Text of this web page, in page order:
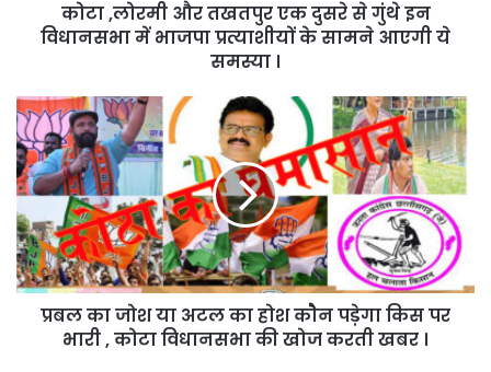
विधानसभा
के
सामने
आएगी
ये
समस्या
।
कोटा ,लोरमी और तखतपुर एक दुसरे से गुंथे इन
विधानसभा में भाजपा प्रत्याशीयों के सामने आएगी ये
समस्या ।
प्रबल
का
जोश
या
अटल
का
होश
कोैन
पड़ेगा
प्रबल का जोश या अटल का होश कोैन पड़ेगा किस पर
भारी , कोटा विधानसभा की खोज करती खबर ।